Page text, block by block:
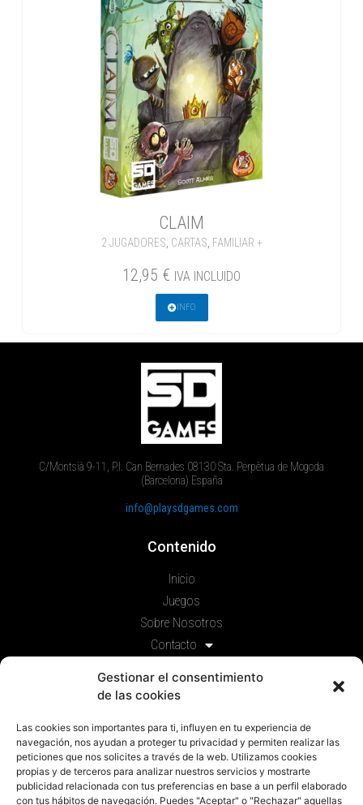
Gestionar el consentimiento
de las cookies
Las cookies son importantes para ti, influyen en tu experiencia de
navegación, nos ayudan a proteger tu privacidad y permiten realizar las
peticiones que nos solicites a través de la web. Utilizamos cookies
propias y de terceros para analizar nuestros servicios y mostrarte
publicidad relacionada con tus preferencias en base a un perfil elaborado
con tus hábitos de navegación. Puedes "Aceptar" o "Rechazar" aquellas
CLAIM
2 JUGADORES CARTAS FAMILIAR +
12,95 € IVA INCLUIDO
INFO
C/Montsià 9-11, P.I. Can Bernades 08130 Sta. Perpètua de Mogoda
(Barcelona) España
info@playsdgames.com
Contenido
Inicio
Juegos
Sobre Nosotros
Contacto
Legal
Política de privacidad
Política de cookies
Aviso Legal